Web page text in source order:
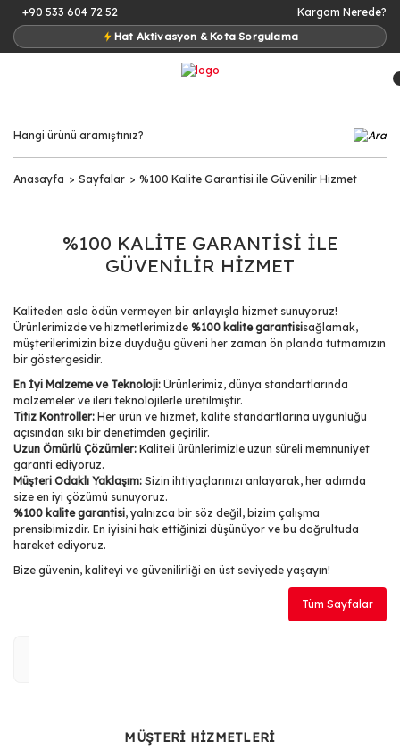
+90 533 604 72 52
Hat Aktivasyon & Kota Sorgulama
Kargom Nerede?
Anasayfa Sayfalar %100 Kalite Garantisi ile Güvenilir Hizmet
%100 KALITE GARANTISI ILE
GÜVENILIR HIZMET
Kaliteden asla ödün vermeyen bir anlayışla hizmet sunuyoruz!
Ürünlerimizde ve hizmetlerimizde %100 kalite garantisisağlamak,
müşterilerimizin bize duyduğu güveni her zaman ön planda tutmamızın
bir göstergesidir.
En İyi Malzeme ve Teknoloji: Ürünlerimiz, dünya standartlarında
malzemeler ve ileri teknolojilerle üretilmiştir.
Titiz Kontroller: Her ürün ve hizmet, kalite standartlarına uygunluğu
açısından sıkı bir denetimden geçirilir.
Uzun Ömürlü Çözümler: Kaliteli ürünlerimizle uzun süreli memnuniyet
garanti ediyoruz.
Müşteri Odaklı Yaklaşım: Sizin ihtiyaçlarınızı anlayarak, her adımda
size en iyi çözümü sunuyoruz.
%100 kalite garantisi, yalnızca bir söz değil, bizim çalışma
prensibimizdir. En iyisini hak ettiğinizi düşünüyor ve bu doğrultuda
hareket ediyoruz.
Bize güvenin, kaliteyi ve güvenilirliği en üst seviyede yaşayın!
Tüm Sayfalar
MÜŞTERİ HİZMETLERİ